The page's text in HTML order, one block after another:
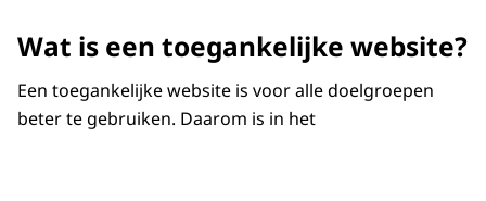
Wat is een toegankelijke website?
Een toegankelijke website is voor alle doelgroepen
beter te gebruiken. Daarom is in het